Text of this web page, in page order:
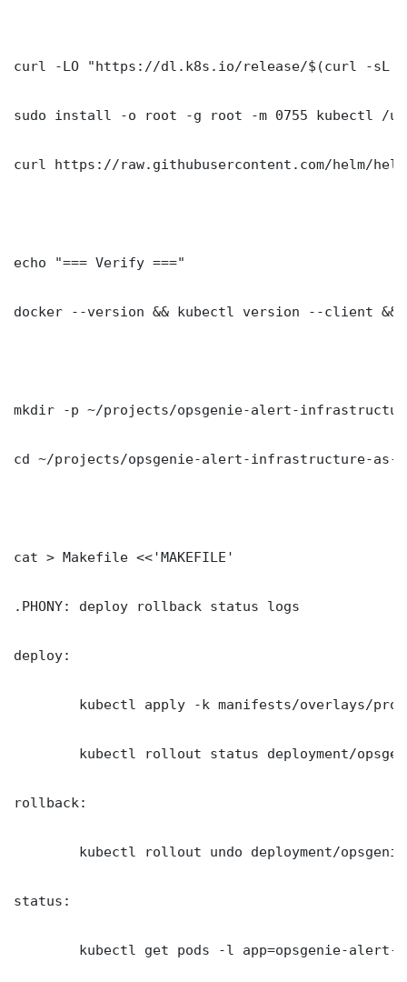
curl -LO "https://dl.k8s.io/release/$(curl -sL
sudo install -o root -g root -m 0755 kubectl /
curl https://raw.githubusercontent.com/helm/
echo "=== Verify ==="
docker --version && kubectl version --client &&
mkdir -p ~/projects/opsgenie-alert-
cd ~/projects/opsgenie-alert-infrastructure-as-
cat > Makefile <<'MAKEFILE'
.PHONY: deploy rollback status logs
deploy:
rollback:
status: